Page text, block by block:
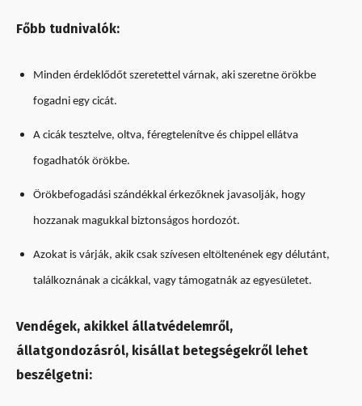
Főbb tudnivalók:
Minden érdeklődőt szeretettel várnak, aki szeretne örökbe
fogadni egy cicát.
A cicák tesztelve, oltva, féregtelenítve és chippel ellátva
fogadhatók örökbe.
Örökbefogadási szándékkal érkezőknek javasolják, hogy
hozzanak magukkal biztonságos hordozót.
Azokat is várják, akik csak szívesen eltöltenének egy délutánt,
találkoznának a cicákkal, vagy támogatnák az egyesületet.
Vendégek, akikkel állatvédelemről,
állatgondozásról, kisállat betegségekről lehet
beszélgetni: